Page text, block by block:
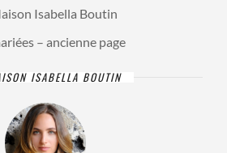
Isabella Boutin
– ancienne page
ISABELLA BOUTIN